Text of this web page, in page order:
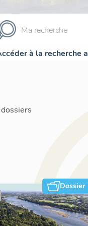
à la recherche
Dossier